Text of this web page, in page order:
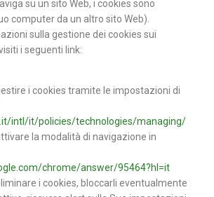
su un sito Web, i cookies sono
computer da un altro sito Web).
sulla gestione dei cookies sui
i seguenti link:
i cookies tramite le impostazioni di
intl/it/policies/technologies/managing/
la modalità di navigazione in
chrome/answer/95464?hl=it
i cookies, bloccarli eventualmente